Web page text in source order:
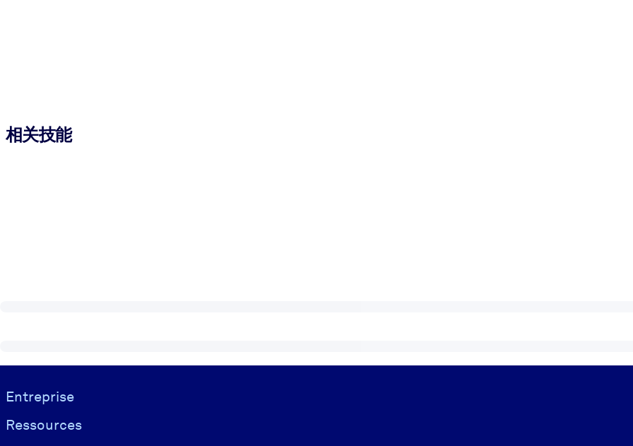
相关技能
Visually hidden Text
Entreprise
Ressources